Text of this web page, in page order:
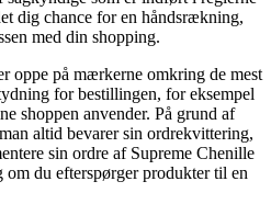
dig chance for en håndsrækning,
med din shopping.
oppe på mærkerne omkring de mest
for bestillingen, for eksempel
shoppen anvender. På grund af
altid bevarer sin ordrekvittering,
sin ordre af Supreme Chenille
du efterspørger produkter til en